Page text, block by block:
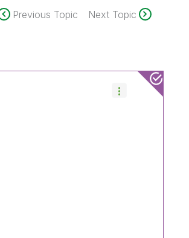
Previous Topic Next Topic